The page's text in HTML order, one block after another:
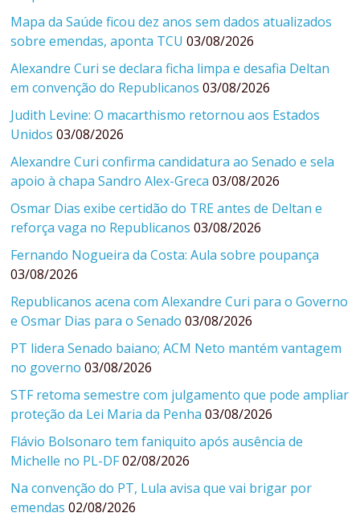
Mapa da Saúde ficou dez anos sem dados atualizados
sobre emendas, aponta TCU 03/08/2026
Alexandre Curi se declara ficha limpa e desafia Deltan
em convenção do Republicanos 03/08/2026
Judith Levine: O macarthismo retornou aos Estados
Unidos 03/08/2026
Alexandre Curi confirma candidatura ao Senado e sela
apoio à chapa Sandro Alex-Greca 03/08/2026
Osmar Dias exibe certidão do TRE antes de Deltan e
reforça vaga no Republicanos 03/08/2026
Fernando Nogueira da Costa: Aula sobre poupança
03/08/2026
Republicanos acena com Alexandre Curi para o Governo
e Osmar Dias para o Senado 03/08/2026
PT lidera Senado baiano; ACM Neto mantém vantagem
no governo 03/08/2026
STF retoma semestre com julgamento que pode ampliar
proteção da Lei Maria da Penha 03/08/2026
Flávio Bolsonaro tem faniquito após ausência de
Michelle no PL-DF02/08/2026
Na convenção do PT, Lula avisa que vai brigar por
emendas 02/08/2026